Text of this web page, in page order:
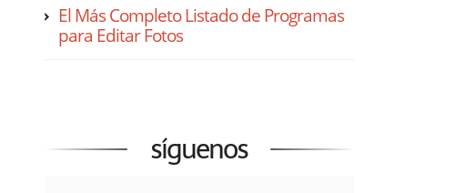
El Más Completo Listado de Programas
para Editar Fotos
síguenos